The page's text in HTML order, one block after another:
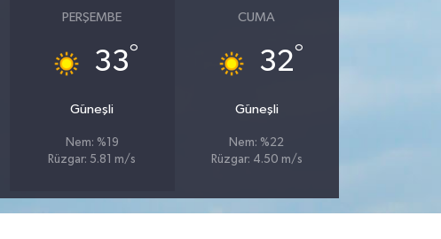
PERŞEMBE
33°
Güneşli
Nem: %19
Rüzgar: 5.81 m/s
CUMA
32°
Güneşli
Nem: %22
Rüzgar: 4.50 m/s